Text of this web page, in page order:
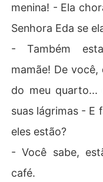
menina! - Ela
Senhora Eda se
- Também
mamãe! De você,
do meu
suas lágrimas - E
eles estão?
- Você sabe,
café.